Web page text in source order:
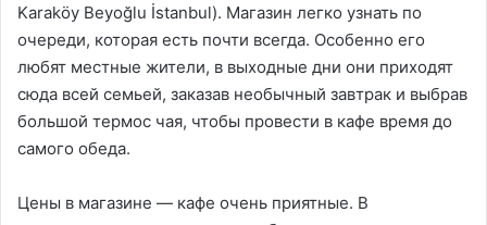
Karaköy Beyoğlu İstanbul). Магазин легко узнать по
очереди, которая есть почти всегда. Особенно его
любят местные жители, в выходные дни они приходят
сюда всей семьей, заказав необычный завтрак и выбрав
большой термос чая, чтобы провести в кафе время до
самого обеда.
Цены в магазине — кафе очень приятные. В